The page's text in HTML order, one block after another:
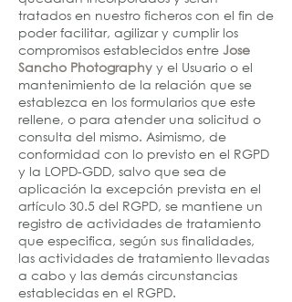
tratados en nuestro ficheros con el fin de
poder facilitar, agilizar y cumplir los
compromisos establecidos entre Jose
Sancho Photography y el Usuario o el
mantenimiento de la relación que se
establezca en los formularios que este
rellene, o para atender una solicitud o
consulta del mismo. Asimismo, de
conformidad con lo previsto en el RGPD
y la LOPD-GDD, salvo que sea de
aplicación la excepción prevista en el
artículo 30.5 del RGPD, se mantiene un
registro de actividades de tratamiento
que especifica, según sus finalidades,
las actividades de tratamiento llevadas
a cabo y las demás circunstancias
establecidas en el RGPD.